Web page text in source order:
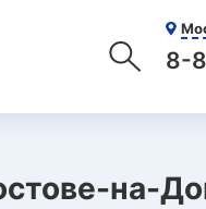
8-
на-